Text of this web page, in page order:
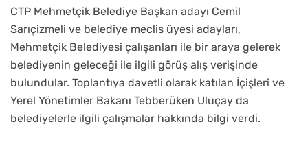
CTP Mehmetçik Belediye Başkan adayı Cemil
Sarıçizmeli ve belediye meclis üyesi adayları,
Mehmetçik Belediyesi çalışanları ile bir araya gelerek
belediyenin geleceği ile ilgili görüş alış verişinde
bulundular. Toplantıya davetli olarak katılan İçişleri ve
Yerel Yönetimler Bakanı Tebberüken Uluçay da
belediyelerle ilgili çalışmalar hakkında bilgi verdi.